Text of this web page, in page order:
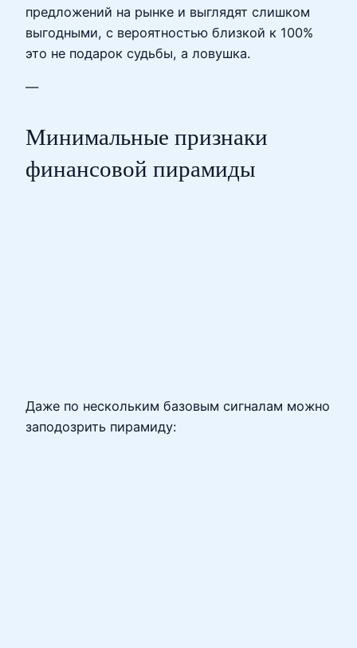
предложений на рынке и выглядят слишком
выгодными, с вероятностью близкой к 100%
это не подарок судьбы, а ловушка.
—
Минимальные признаки
финансовой пирамиды
Даже по нескольким базовым сигналам можно
заподозрить пирамиду: